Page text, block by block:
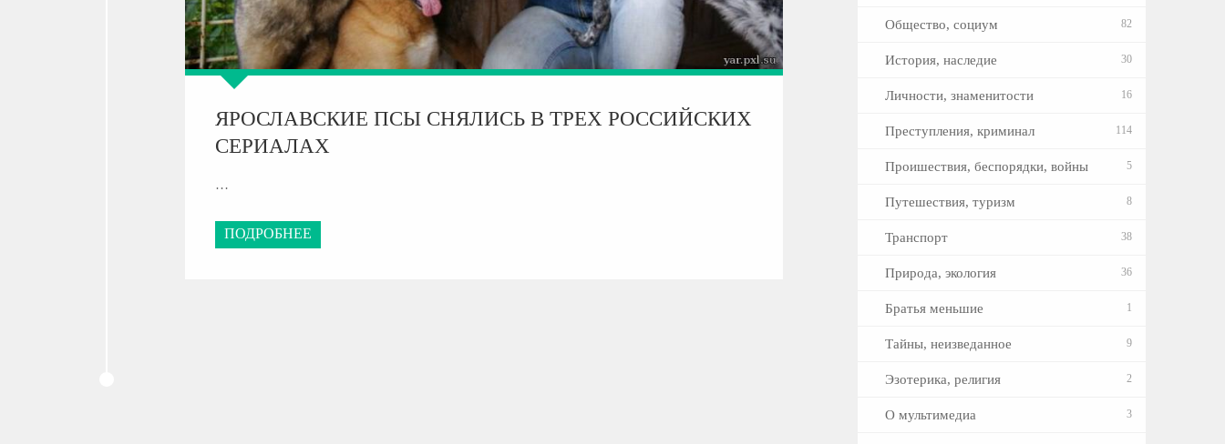
ЯРОСЛАВСКИЕ ПСЫ СНЯЛИСЬ В ТРЕХ РОССИЙСКИХ
СЕРИАЛАХ
…
ПОДРОБНЕЕ
Общество, социум 82
История, наследие 30
Личности, знаменитости 16
Преступления, криминал 114
Проишествия, беспорядки, войны 5
Путешествия, туризм 8
Транспорт 38
Природа, экология 36
Братья меньшие 1
Тайны, неизведанное 9
Эзотерика, религия 2
О мультимедиа 3